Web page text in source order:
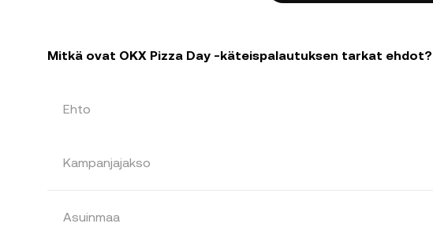
Mitkä ovat OKX Pizza Day -käteispalautuksen tarkat ehdot?
Ehto
Kampanjajakso
Asuinmaa